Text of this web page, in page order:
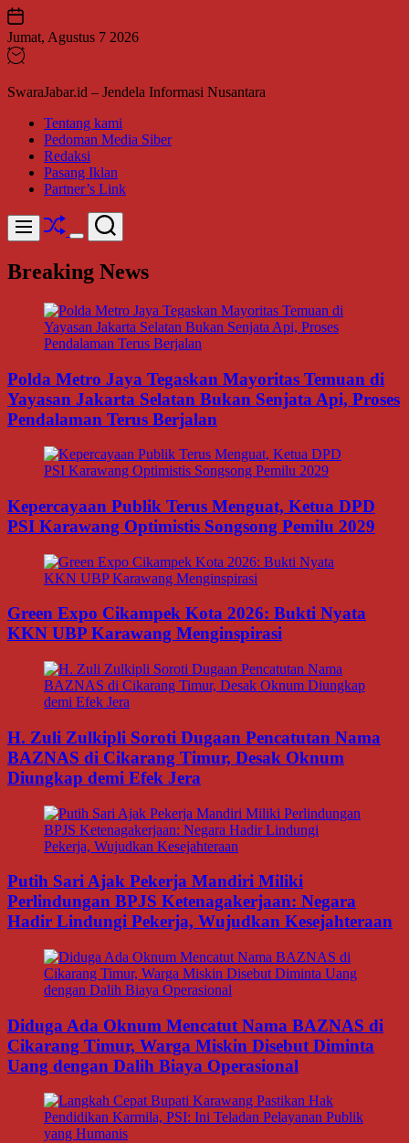
Skip
to
content
Jumat, Agustus 7 2026
SwaraJabar.id – Jendela Informasi Nusantara
Tentang kami
Pedoman Media Siber
Redaksi
Pasang Iklan
Partner’s Link
Menu Shuffle
Switch
mode
Search
Breaking News
Polda Metro Jaya Tegaskan Mayoritas Temuan di
Yayasan Jakarta Selatan Bukan Senjata Api, Proses
Pendalaman Terus Berjalan
Kepercayaan Publik Terus Menguat, Ketua DPD
PSI Karawang Optimistis Songsong Pemilu 2029
Green Expo Cikampek Kota 2026: Bukti Nyata
KKN UBP Karawang Menginspirasi
H. Zuli Zulkipli Soroti Dugaan Pencatutan Nama
BAZNAS di Cikarang Timur, Desak Oknum
Diungkap demi Efek Jera
Putih Sari Ajak Pekerja Mandiri Miliki
Perlindungan BPJS Ketenagakerjaan: Negara
Hadir Lindungi Pekerja, Wujudkan Kesejahteraan
Diduga Ada Oknum Mencatut Nama BAZNAS di
Cikarang Timur, Warga Miskin Disebut Diminta
Uang dengan Dalih Biaya Operasional